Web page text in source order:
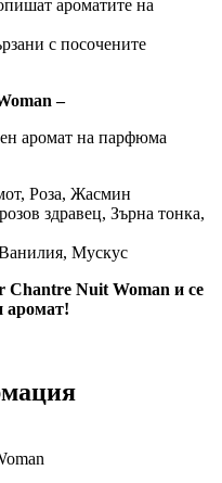
ароматите на
с посочените
–
аромат на парфюма
Роза, Жасмин
здравец, Зърна тонка,
Мускус
Chantre Nuit Woman и се
аромат!